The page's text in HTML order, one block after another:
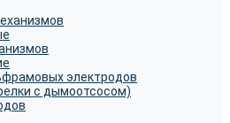
электродов
с дымоотсосом)